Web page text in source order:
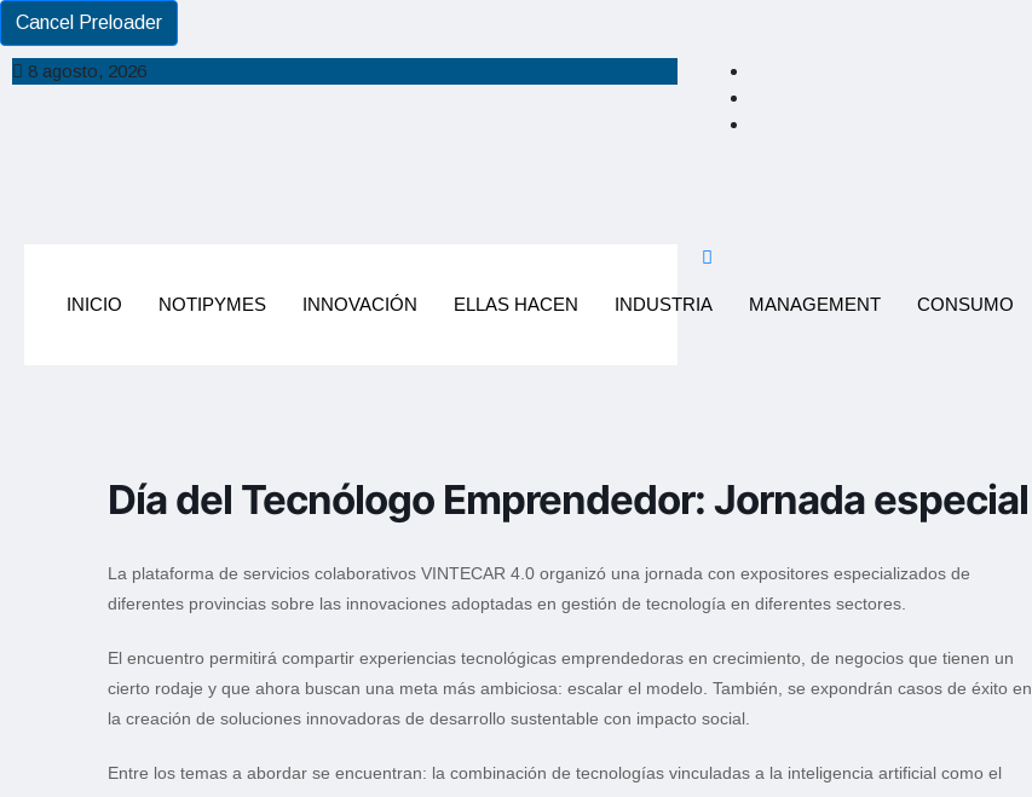
Cancel Preloader
8 agosto, 2026
INICIO NOTIPYMES INNOVACIÓN ELLAS HACEN INDUSTRIA MANAGEMENT CONSUMO
Día del Tecnólogo Emprendedor: Jornada especial
La plataforma de servicios colaborativos VINTECAR 4.0 organizó una jornada con expositores especializados de
diferentes provincias sobre las innovaciones adoptadas en gestión de tecnología en diferentes sectores.
El encuentro permitirá compartir experiencias tecnológicas emprendedoras en crecimiento, de negocios que tienen un
cierto rodaje y que ahora buscan una meta más ambiciosa: escalar el modelo. También, se expondrán casos de éxito en
la creación de soluciones innovadoras de desarrollo sustentable con impacto social.
Entre los temas a abordar se encuentran: la combinación de tecnologías vinculadas a la inteligencia artificial como el